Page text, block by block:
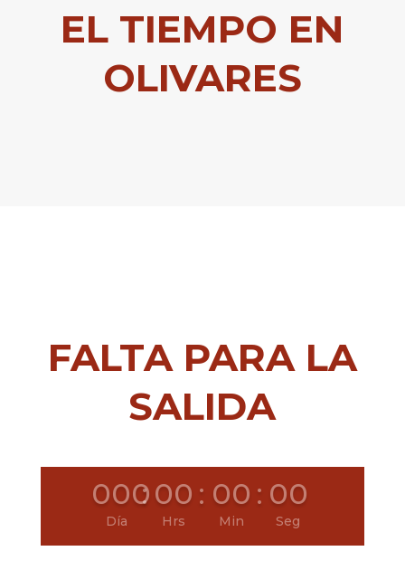
EL TIEMPO EN
OLIVARES
FALTA PARA LA
SALIDA
000
Día
:00
Hrs
: 00
Min
: 00
Seg